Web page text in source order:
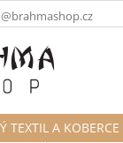
TEXTIL A KOBERCE